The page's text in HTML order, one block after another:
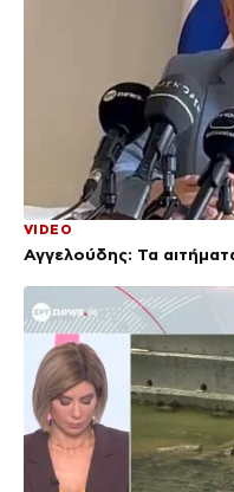
VIDEO
Αγγελούδης: Τα